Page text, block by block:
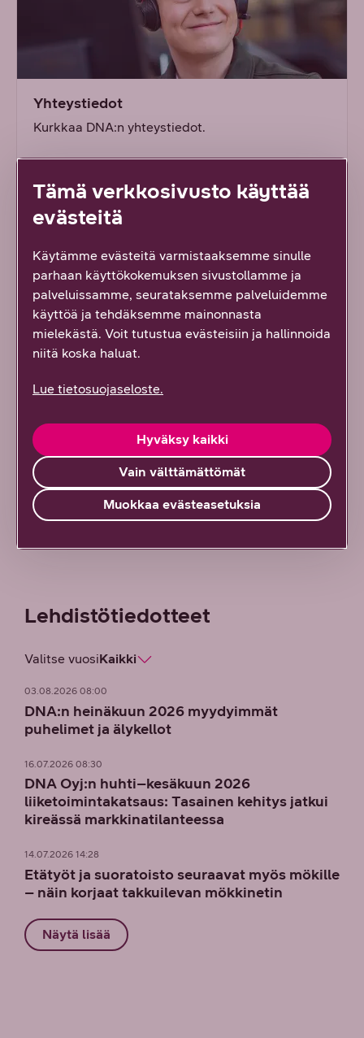
Yhteystiedot
Kurkkaa DNA:n yhteystiedot.
Katso täältä
DNA:n uutishuoneesta löydät viimeisimmät
uutiset ja kuvapankin.
Tutustu
Lehdistö­tiedotteet
Valitse vuosiKaikki
03.08.2026 08:00
DNA:n heinäkuun 2026 myydyimmät
puhelimet ja älykellot
16.07.2026 08:30
DNA Oyj:n huhti–kesäkuun 2026
liiketoimintakatsaus: Tasainen kehitys jatkui
kireässä markkinatilanteessa
14.07.2026 14:28
Etätyöt ja suoratoisto seuraavat myös mökille
– näin korjaat takkuilevan mökkinetin
Näytä lisää
Tämä verkkosivusto käyttää
evästeitä
Käytämme evästeitä varmistaaksemme sinulle
parhaan käyttökokemuksen sivustollamme ja
palveluissamme, seurataksemme palveluidemme
käyttöä ja tehdäksemme mainonnasta
mielekästä. Voit tutustua evästeisiin ja hallinnoida
niitä koska haluat.
Lue tietosuojaseloste.
Vain välttämättömät
Hyväksy kaikki
Muokkaa evästeasetuksia